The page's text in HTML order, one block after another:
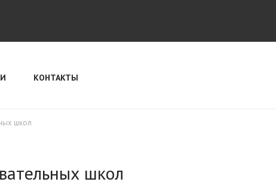
КОНТАКТЫ
школ
школ